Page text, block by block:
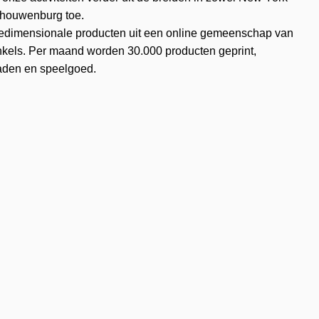
toe.
producten uit een online gemeenschap van
Per maand worden 30.000 producten geprint,
en speelgoed.